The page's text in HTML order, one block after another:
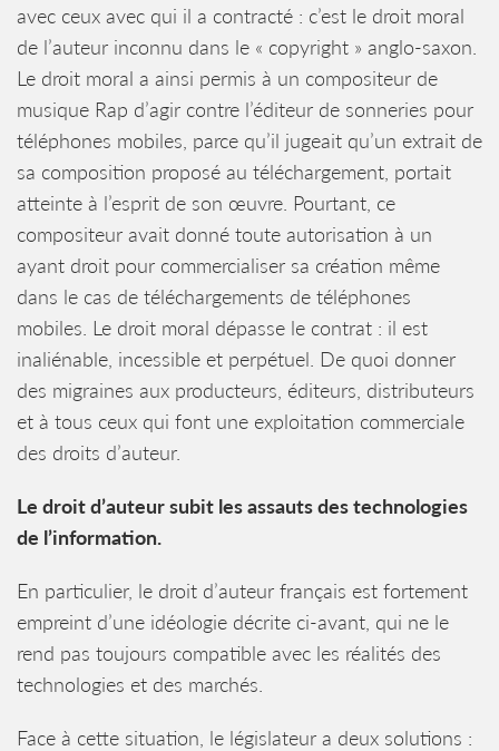
avec ceux avec qui il a contracté : c’est le droit moral
de l’auteur inconnu dans le « copyright » anglo-saxon.
Le droit moral a ainsi permis à un compositeur de
musique Rap d’agir contre l’éditeur de sonneries pour
téléphones mobiles, parce qu’il jugeait qu’un extrait de
sa composition proposé au téléchargement, portait
atteinte à l’esprit de son œuvre. Pourtant, ce
compositeur avait donné toute autorisation à un
ayant droit pour commercialiser sa création même
dans le cas de téléchargements de téléphones
mobiles. Le droit moral dépasse le contrat : il est
inaliénable, incessible et perpétuel. De quoi donner
des migraines aux producteurs, éditeurs, distributeurs
et à tous ceux qui font une exploitation commerciale
des droits d’auteur.
Le droit d’auteur subit les assauts des technologies
de l’information.
En particulier, le droit d’auteur français est fortement
empreint d’une idéologie décrite ci-avant, qui ne le
rend pas toujours compatible avec les réalités des
technologies et des marchés.
Face à cette situation, le législateur a deux solutions :